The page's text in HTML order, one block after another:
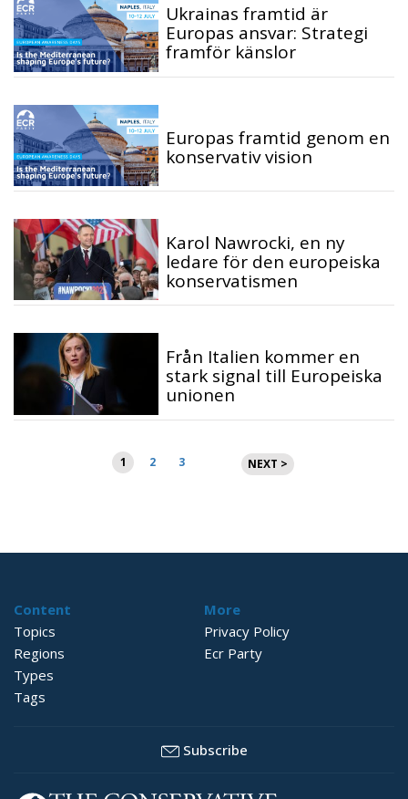
Ukrainas framtid är
Europas ansvar: Strategi
framför känslor
Europas framtid genom en
konservativ vision
Karol Nawrocki, en ny
ledare för den europeiska
konservatismen
Från Italien kommer en
stark signal till Europeiska
unionen
Sidnumrering
för
1 2 3 NEXT >
Content
Topics
Regions
Types
Tags
More
Privacy Policy
Ecr Party
Subscribe